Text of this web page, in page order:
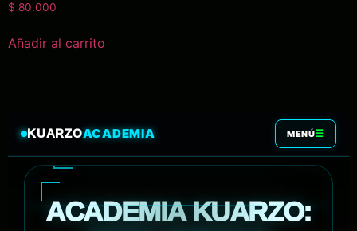
$ 80.000
Añadir al carrito
KUARZOACADEMIA MENÚ☰
ACADEMIA KUARZO: